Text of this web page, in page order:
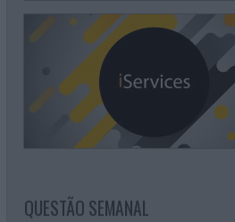
QUESTÃO SEMANAL